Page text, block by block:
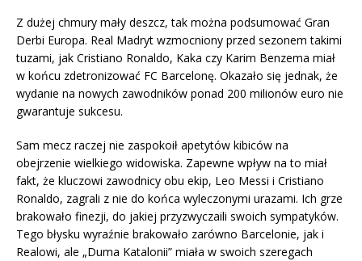
Z dużej chmury mały deszcz, tak można podsumować Gran
Derbi Europa. Real Madryt wzmocniony przed sezonem takimi
tuzami, jak Cristiano Ronaldo, Kaka czy Karim Benzema miał
w końcu zdetronizować FC Barcelonę. Okazało się jednak, że
wydanie na nowych zawodników ponad 200 milionów euro nie
gwarantuje sukcesu.
Sam mecz raczej nie zaspokoił apetytów kibiców na
obejrzenie wielkiego widowiska. Zapewne wpływ na to miał
fakt, że kluczowi zawodnicy obu ekip, Leo Messi i Cristiano
Ronaldo, zagrali z nie do końca wyleczonymi urazami. Ich grze
brakowało finezji, do jakiej przyzwyczaili swoich sympatyków.
Tego błysku wyraźnie brakowało zarówno Barcelonie, jak i
Realowi, ale „Duma Katalonii” miała w swoich szeregach